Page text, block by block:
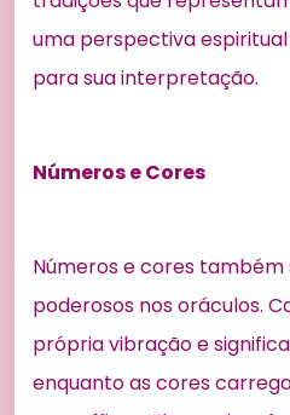
uma perspectiva
para sua interpretação.
Números e Cores
Números e cores
poderosos nos oráculos.
própria vibração e
enquanto as cores